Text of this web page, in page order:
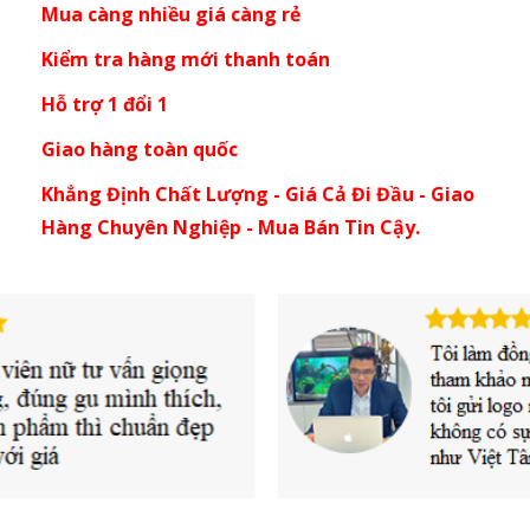
Mua càng nhiều giá càng rẻ
Kiểm tra hàng mới thanh toán
Hỗ trợ 1 đổi 1
Giao hàng toàn quốc
Khẳng Định Chất Lượng - Giá Cả Đi Đầu - Giao
Hàng Chuyên Nghiệp - Mua Bán Tin Cậy.